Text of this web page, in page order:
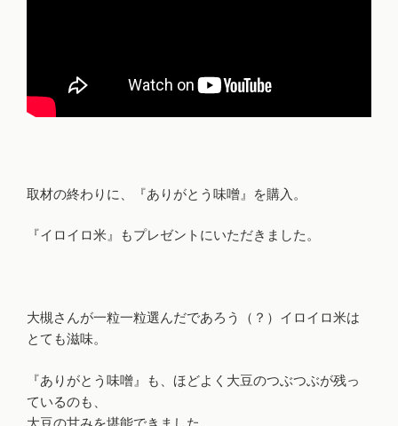
取材の終わりに、『ありがとう味噌』を購入。
『イロイロ米』もプレゼントにいただきました。
大槻さんが一粒一粒選んだであろう（？）イロイロ米は
とても滋味。
『ありがとう味噌』も、ほどよく大豆のつぶつぶが残っ
ているのも、
大豆の甘みを堪能できました。